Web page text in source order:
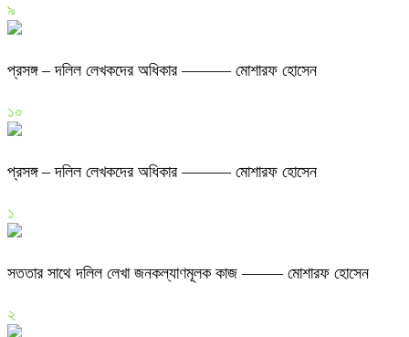
৯
প্রসঙ্গ – দলিল লেখকদের অধিকার ——— মোশারফ হোসেন
১০
প্রসঙ্গ – দলিল লেখকদের অধিকার ——— মোশারফ হোসেন
১
সততার সাথে দলিল লেখা জনকল্যাণমূলক কাজ ——– মোশারফ হোসেন
২